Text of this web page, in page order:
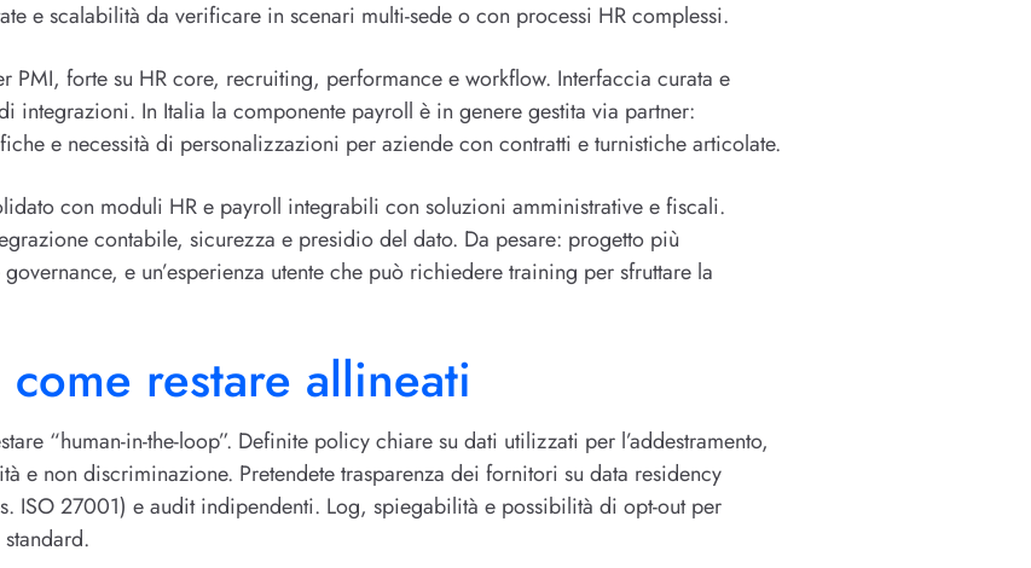
e scalabilità da verificare in scenari multi-sede o con processi HR complessi.
PMI, forte su HR core, recruiting, performance e workflow. Interfaccia curata e
In Italia la componente payroll è in genere gestita via partner:
e necessità di personalizzazioni per aziende con contratti e turnistiche articolate.
con moduli HR e payroll integrabili con soluzioni amministrative e fiscali.
contabile, sicurezza e presidio del dato. Da pesare: progetto più
e un’esperienza utente che può richiedere training per sfruttare la
restare allineati
“human-in-the-loop”. Definite policy chiare su dati utilizzati per l’addestramento,
e non discriminazione. Pretendete trasparenza dei fornitori su data residency
ISO 27001) e audit indipendenti. Log, spiegabilità e possibilità di opt-out per